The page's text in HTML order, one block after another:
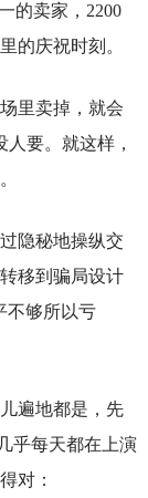
的卖家，2200
的庆祝时刻。
里卖掉，就会
要。就这样，
隐秘地操纵交
移到骗局设计
不够所以亏
遍地都是，先
乎每天都在上演
对：